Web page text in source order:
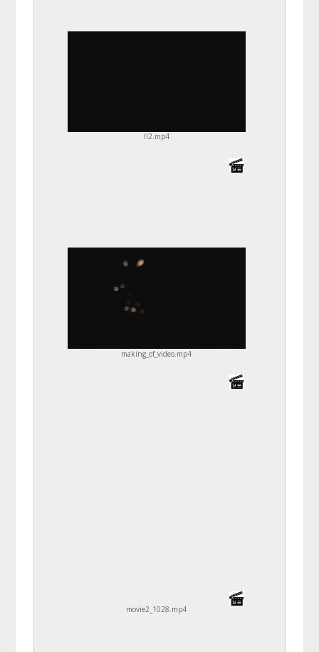
ll2.mp4
making_of_video.mp4
movie2_1028.mp4